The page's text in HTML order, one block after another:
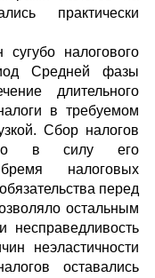
практически
налогового
Средней фазы
длительного
в требуемом
Сбор налогов
в силу его
налоговых
перед
остальным
несправедливость
неэластичности
оставались